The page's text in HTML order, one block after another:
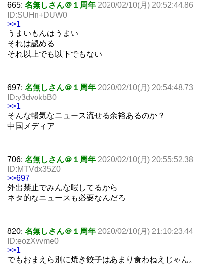
665: 名無しさん＠１周年 2020/02/10(月) 20:52:44.86
ID:SUHn+DUW0
>>1
うまいもんはうまい
それは認める
それ以上でも以下でもない
697: 名無しさん＠１周年 2020/02/10(月) 20:54:48.73
ID:y3dvokbB0
>>1
そんな暢気なニュース流せる余裕あるのか？
中国メディア
706: 名無しさん＠１周年 2020/02/10(月) 20:55:52.38
ID:MTVdx35Z0
>>697
外出禁止でみんな暇してるから
ネタ的なニュースも必要なんだろ
820: 名無しさん＠１周年 2020/02/10(月) 21:10:23.44
ID:eozXvvme0
>>1
でもおまえら別に焼き餃子はあまり食わねえじゃん。